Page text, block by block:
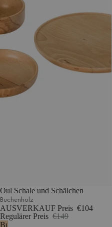
Oul Schale und Schälchen
Buchenholz
AUSVERKAUF Preis €104
Regulärer Preis €149
Buchenholz